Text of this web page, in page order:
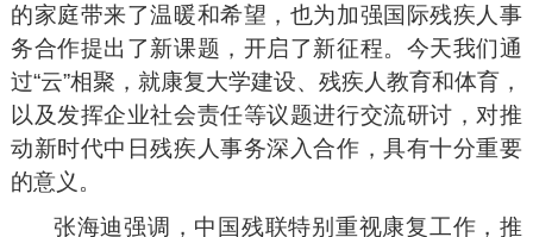
的家庭带来了温暖和希望，也为加强国际残疾人事
务合作提出了新课题，开启了新征程。今天我们通
过“云”相聚，就康复大学建设、残疾人教育和体育，
以及发挥企业社会责任等议题进行交流研讨，对推
动新时代中日残疾人事务深入合作，具有十分重要
的意义。
张海迪强调，中国残联特别重视康复工作，推